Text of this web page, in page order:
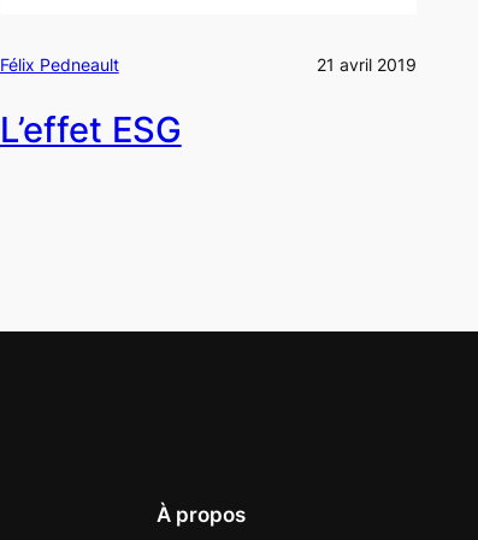
Félix Pedneault 21 avril 2019
L’effet ESG
À propos